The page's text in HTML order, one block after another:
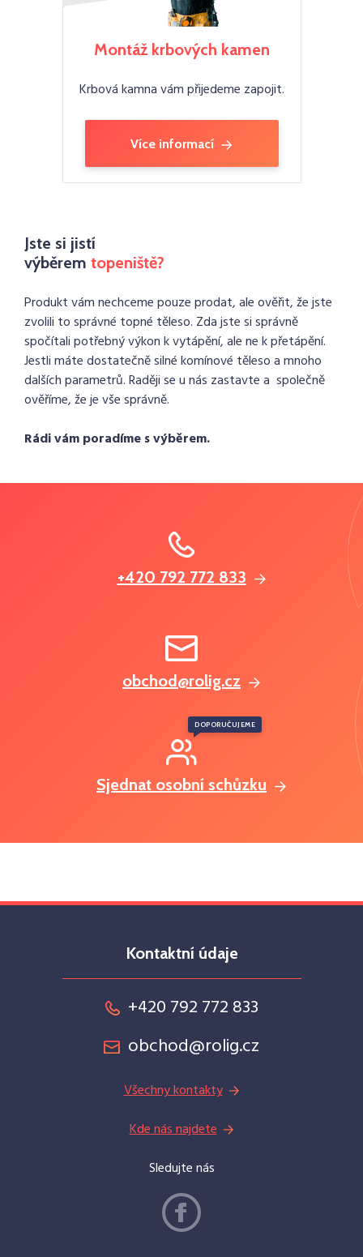
Montáž krbových kamen
Krbová kamna vám přijedeme zapojit.
Více informací
Jste si jistí
výběrem topeniště?
Produkt vám nechceme pouze prodat, ale ověřit, že jste
zvolili to správné topné těleso. Zda jste si správně
spočítali potřebný výkon k vytápění, ale ne k přetápění.
Jestli máte dostatečně silné komínové těleso a mnoho
dalších parametrů. Raději se u nás zastavte a společně
ověříme, že je vše správně.
Rádi vám poradíme s výběrem.
+420 792 772 833
obchod@rolig.cz
Sjednat osobní schůzku
DOPORUČUJEME
Kontaktní údaje
+420 792 772 833
obchod@rolig.cz
Všechny kontakty
Kde nás najdete
Sledujte nás